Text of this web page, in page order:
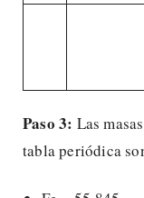
Paso 3: Las
tabla periódica